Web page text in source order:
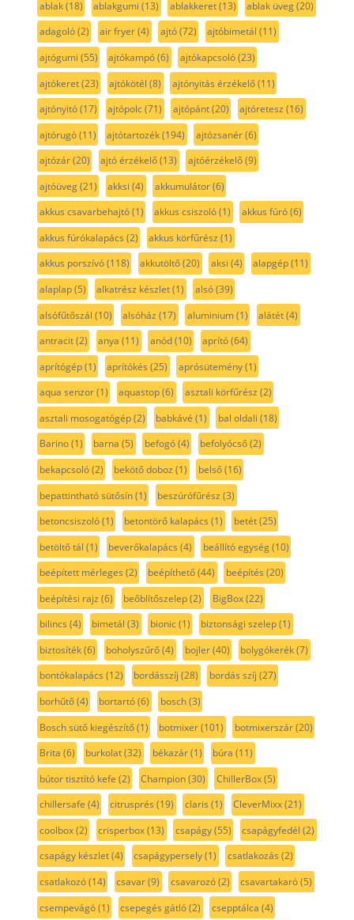
ablak(18) ablakgumi (13) ablakkeret(13) ablak üveg(20)
adagoló(2) air fryer(4) ajtó(72) ajtóbimetál (11)
ajtógumi (55) ajtókampó(6) ajtókapcsoló(23)
ajtókeret(23) ajtókötél (8) ajtónyitás érzékelő(11)
ajtónyitó(17) ajtópolc(71) ajtópánt(20) ajtóretesz (16)
ajtórugó(11) ajtótartozék(194) ajtózsanér(6)
ajtózár(20) ajtó érzékelő(13) ajtóérzékelő(9)
ajtóüveg(21) akksi (4) akkumulátor(6)
akkus csavarbehajtó(1) akkus csiszoló(1) akkus fúró(6)
akkus fúrókalapács (2) akkus körfűrész (1)
akkus porszívó(118) akkutöltő(20) aksi (4) alapgép(11)
alaplap(5) alkatrész készlet(1) alsó(39)
alsófűtőszál (10) alsóház (17) aluminium(1) alátét(4)
antracit(2) anya (11) anód(10) aprító(64)
aprítógép(1) aprítókés (25) aprósütemény(1)
aqua senzor(1) aquastop(6) asztali körfűrész (2)
asztali mosogatógép(2) babkávé (1) bal oldali (18)
Barino(1) barna (5) befogó(4) befolyócső(2)
bekapcsoló(2) bekötő doboz (1) belső(16)
bepattintható sütősín(1) beszúrófűrész (3)
betoncsiszoló(1) betontörő kalapács (1) betét(25)
betöltő tál (1) beverőkalapács (4) beállító egység(10)
beépített mérleges (2) beépíthető(44) beépítés (20)
beépítési rajz (6) beőblítőszelep(2) BigBox(22)
bilincs (4) bimetál (3) bionic(1) biztonsági szelep(1)
biztosíték(6) boholyszűrő(4) bojler(40) bolygókerék(7)
bontókalapács (12) bordásszíj (28) bordás szíj (27)
borhűtő(4) bortartó(6) bosch(3)
Bosch sütő kiegészítő(1) botmixer(101) botmixerszár(20)
Brita (6) burkolat(32) békazár(1) búra (11)
bútor tisztító kefe (2) Champion(30) ChillerBox(5)
chillersafe (4) citrusprés (19) claris (1) CleverMixx(21)
coolbox(2) crisperbox(13) csapágy(55) csapágyfedél (2)
csapágy készlet(4) csapágypersely(1) csatlakozás (2)
csatlakozó(14) csavar(9) csavarozó(2) csavartakaró(5)
csempevágó(1) csepegés gátló(2) csepptálca (4)